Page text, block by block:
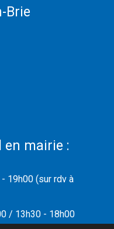
Brie
en mairie :
19h00 (sur rdv à
/ 13h30 - 18h00